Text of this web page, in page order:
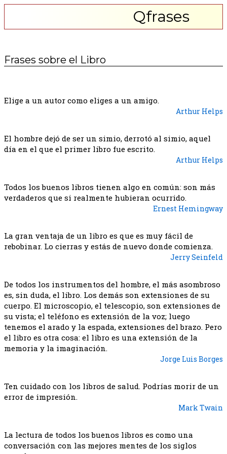
Qfrases
Frases sobre el Libro
Elige a un autor como eliges a un amigo.
Arthur Helps
El hombre dejó de ser un simio, derrotó al simio, aquel
día en el que el primer libro fue escrito.
Arthur Helps
Todos los buenos libros tienen algo en común: son más
verdaderos que si realmente hubieran ocurrido.
Ernest Hemingway
La gran ventaja de un libro es que es muy fácil de
rebobinar. Lo cierras y estás de nuevo donde comienza.
Jerry Seinfeld
De todos los instrumentos del hombre, el más asombroso
es, sin duda, el libro. Los demás son extensiones de su
cuerpo. El microscopio, el telescopio, son extensiones de
su vista; el teléfono es extensión de la voz; luego
tenemos el arado y la espada, extensiones del brazo. Pero
el libro es otra cosa: el libro es una extensión de la
memoria y la imaginación.
Jorge Luis Borges
Ten cuidado con los libros de salud. Podrías morir de un
error de impresión.
Mark Twain
La lectura de todos los buenos libros es como una
conversación con las mejores mentes de los siglos